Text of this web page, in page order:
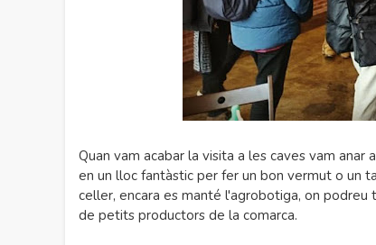
Quan vam acabar la visita a les caves vam
en un lloc fantàstic per fer un bon vermut o un
celler, encara es manté l'agrobotiga, on
de petits productors de la comarca.